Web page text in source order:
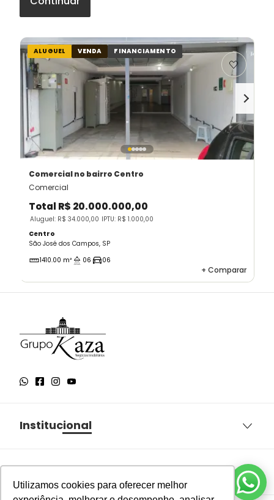
Utilizamos cookies para oferecer melhor
ALUGUEL VENDA FINANCIAMENTO
Comercialno bairro Centro
Comercial
Total R$ 20.000.000,00
Aluguel: R$ 34.000,00 IPTU: R$ 1.000,00
Centro
São José dos Campos, SP
1410.00 m²
06 06
+ Comparar
Institucional
Política de Privacidade
Termos e Condições de Uso
Aqui você encontra